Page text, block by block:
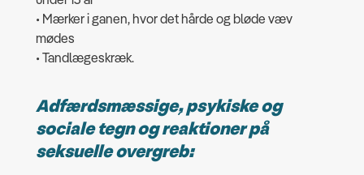
• Mærker i ganen, hvor det hårde og bløde væv
mødes
• Tandlægeskræk.
Adfærdsmæssige, psykiske og
sociale tegn og reaktioner på
seksuelle overgreb: